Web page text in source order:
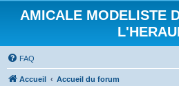
AMICALE MODELISTE
FAQ
Accueil Accueil du forum